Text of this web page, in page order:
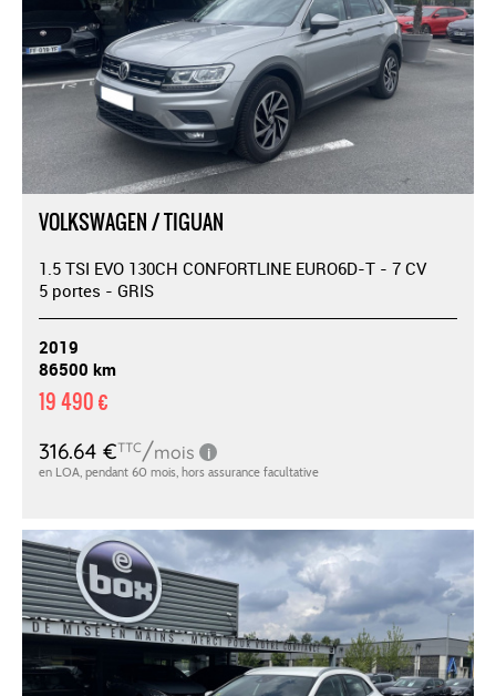
VOLKSWAGEN / TIGUAN
1.5 TSI EVO 130CH CONFORTLINE EURO6D-T - 7 CV
5 portes - GRIS
2019
86500 km
19 490 €